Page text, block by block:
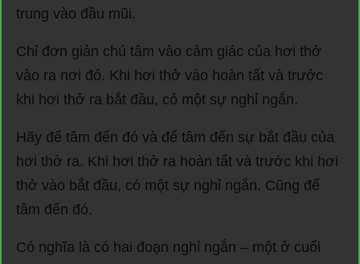
trung vào đầu mũi.
Chỉ đơn giản chú tâm vào cảm giác của hơi thở
vào ra nơi đó. Khi hơi thở vào hoàn tất và trước
khi hơi thở ra bắt đầu, có một sự nghỉ ngắn.
Hãy để tâm đến đó và để tâm đến sự bắt đầu của
hơi thở ra. Khi hơi thở ra hoàn tất và trước khi hơi
thở vào bắt đầu, có một sự nghỉ ngắn. Cũng để
tâm đến đó.
Có nghĩa là có hai đoạn nghỉ ngắn – một ở cuối